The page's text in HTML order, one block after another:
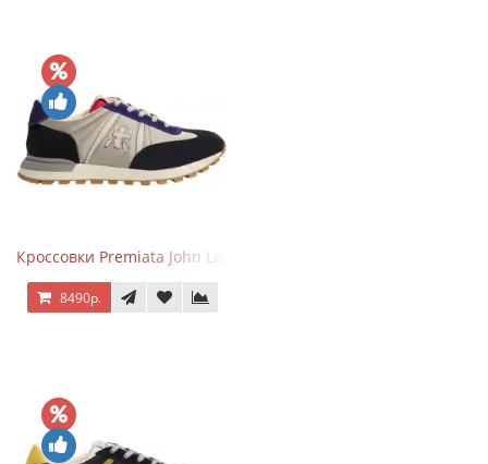
Кроссовки Premiata John Low черные с серым
8490р.